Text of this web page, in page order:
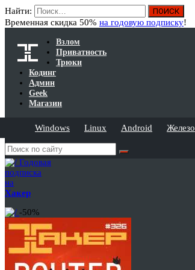
Найти:
Временная скидка 50% на годовую подписку!
Взлом
Приватность
Трюки
Кодинг
Админ
Geek
Магазин
Windows Linux Android Железо
Годовая
подписка
на
Хакер
-50%